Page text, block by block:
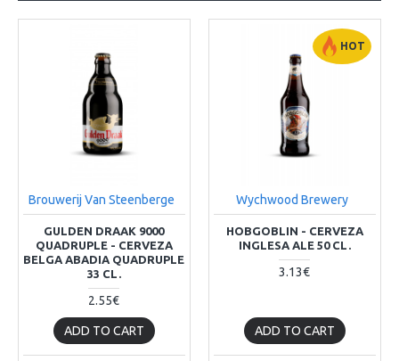
Brouwerij Van Steenberge
GULDEN DRAAK 9000
QUADRUPLE - CERVEZA
BELGA ABADIA QUADRUPLE
33 CL.
2.55€
ADD TO CART
HOT
Wychwood Brewery
HOBGOBLIN - CERVEZA
INGLESA ALE 50 CL.
3.13€
ADD TO CART